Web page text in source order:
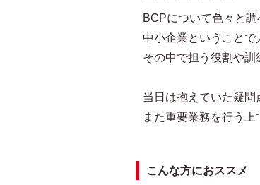
BCPについて色々と調
中小企業ということで
その中で担う役割や訓
当日は抱えていた疑問
また重要業務を行う上
こんな方におススメ